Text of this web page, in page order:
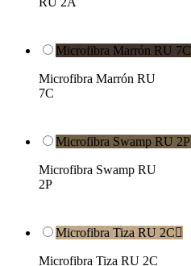
Microfibra Marrón RU 7C
Microfibra Marrón RU
7C
Microfibra Swamp RU 2P
Microfibra Swamp RU
2P
Microfibra Tiza RU 2C
Microfibra Tiza RU 2C